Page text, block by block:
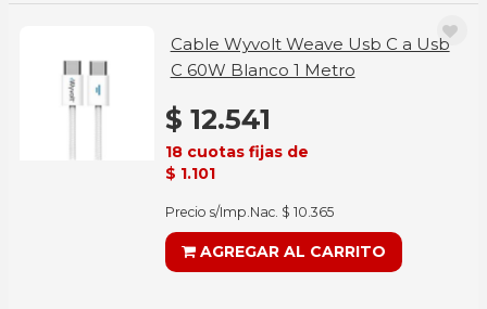
Cable Wyvolt Weave Usb C a Usb
C 60W Blanco 1 Metro
$ 12.541
18 cuotas fijas de
$ 1.101
Precio s/Imp.Nac. $ 10.365
AGREGAR AL CARRITO